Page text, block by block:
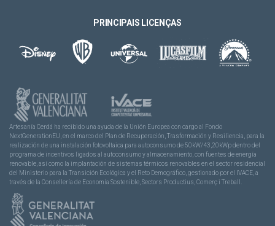
PRINCIPAIS LICENÇAS
Artesanía Cerdá ha recibido una ayuda de la Unión Europea con cargo al Fondo
NextGenerationEU, en el marco del Plan de Recuperación, Trasformación y Resiliencia, para la
realización de una instalación fotovoltaica para autoconsumo de 50kW/43,20kWp dentro del
programa de incentivos ligados al autoconsumo y almacenamiento, con fuentes de energía
renovable, así como la implantación de sistemas térmicos renovables en el sector residencial
del Ministerio para la Transición Ecológica y el Reto Demográfico, gestionado por el IVACE, a
través de la Consellería de Economía Sostenible, Sectors Productius, Comerç i Treball.